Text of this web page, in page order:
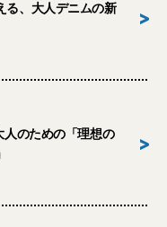
る、大人デニムの新
>
人のための「理想の
>